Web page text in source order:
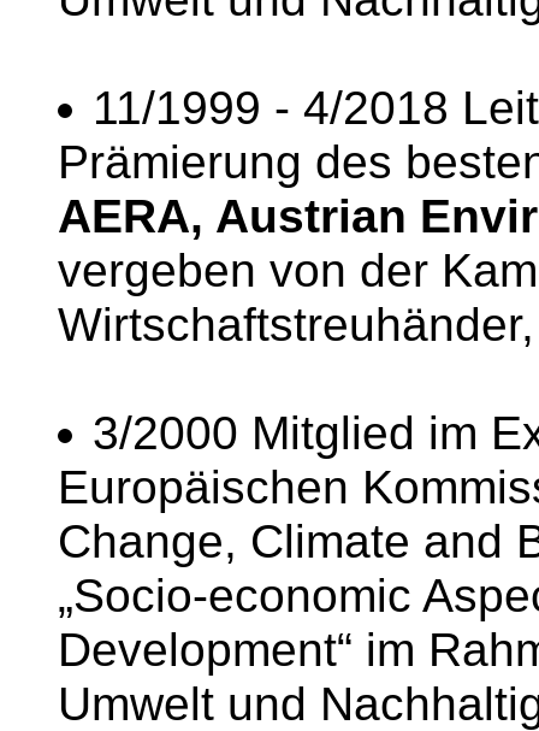
11/1999 - 4/2018
Prämierung des
AERA, Austrian
vergeben von der
3/2000 Mitglied im
Europäischen
Change, Climate and
„Socio-economic
Development“ im
Umwelt und